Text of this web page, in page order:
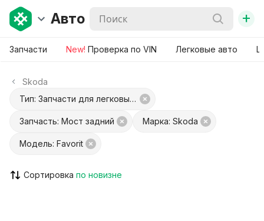
Авто +
Запчасти New! Проверка по VIN Легковые авто
Skoda
Тип: Запчасти для легковых авто
Запчасть: Мост задний Марка: Skoda
Модель: Favorit
Сортировка